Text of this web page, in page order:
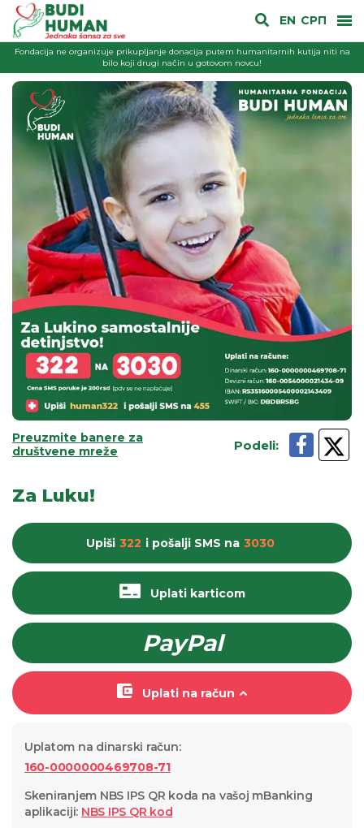
EN СРП
Fondacija ne organizuje prikupljanje donacija putem humanitarnih kutija niti na
bilo koji drugi način u gotovom novcu!
Preuzmite banere za
društvene mreže
Podeli:
Za Luku!
Uplati na račun
Uplati karticom
PayPal
Upiši 322 i pošalji SMS na 3030
Uplatom na dinarski račun:
160-0000000469708-71
Skeniranjem NBS IPS QR koda na vašoj mBanking
aplikaciji: NBS IPS QR kod